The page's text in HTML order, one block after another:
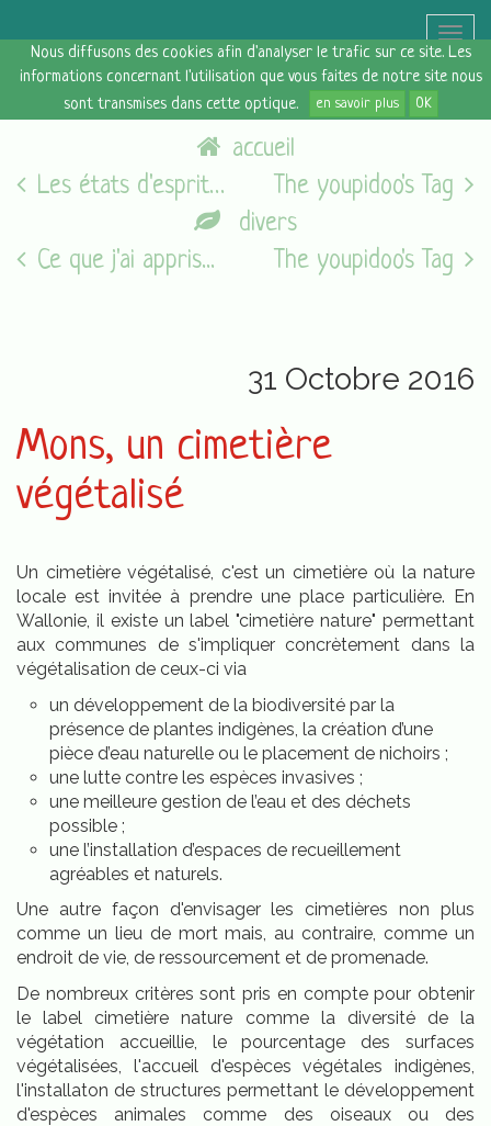
Nous diffusons des cookies afin d'analyser le trafic sur ce site. Les
informations concernant l'utilisation que vous faites de notre site nous
sont transmises dans cette optique.
en savoir plus OK
Toggle
accueil
Les états d'esprit du vendredi [28/10/16]
The youpidoo's Tag
divers
Ce que j'ai appris...
The youpidoo's Tag
31 Octobre 2016
Mons, un cimetière
végétalisé
Un cimetière végétalisé, c'est un cimetière où la nature
locale est invitée à prendre une place particulière. En
Wallonie, il existe un label "cimetière nature" permettant
aux communes de s'impliquer concrètement dans la
végétalisation de ceux-ci via
un développement de la biodiversité par la
présence de plantes indigènes, la création d’une
pièce d’eau naturelle ou le placement de nichoirs ;
une lutte contre les espèces invasives ;
une meilleure gestion de l’eau et des déchets
possible ;
une l’installation d’espaces de recueillement
agréables et naturels.
Une autre façon d'envisager les cimetières non plus
comme un lieu de mort mais, au contraire, comme un
endroit de vie, de ressourcement et de promenade.
De nombreux critères sont pris en compte pour obtenir
le label cimetière nature comme la diversité de la
végétation accueillie, le pourcentage des surfaces
végétalisées, l'accueil d'espèces végétales indigènes,
l'installaton de structures permettant le développement
d'espèces animales comme des oiseaux ou des